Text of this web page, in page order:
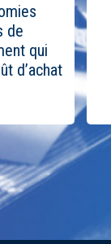
de
qui
d’achat